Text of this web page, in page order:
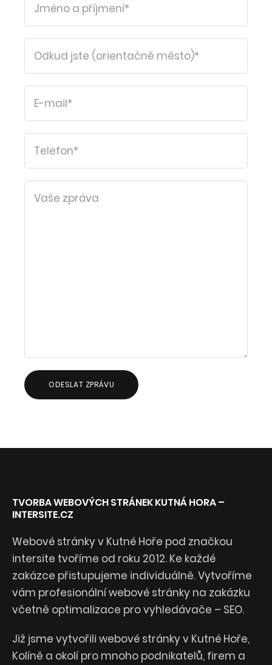
TVORBA WEBOVÝCH STRÁNEK KUTNÁ HORA –
INTERSITE.CZ
Webové stránky v Kutné Hoře pod značkou
intersite tvoříme od roku 2012. Ke každé
zakázce přistupujeme individuálně. Vytvoříme
vám profesionální webové stránky na zakázku
včetně optimalizace pro vyhledávače – SEO.
Již jsme vytvořili webové stránky v Kutné Hoře,
Kolíně a okolí pro mnoho podnikatelů, firem a